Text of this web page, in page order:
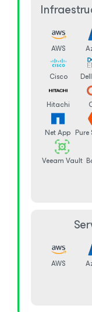
AWS
Cisco
Hitachi
Net App
Veeam Vault
AWS